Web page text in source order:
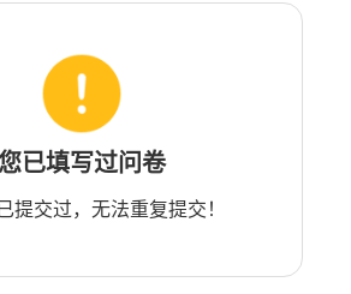
已填写过问卷
提交过，无法重复提交！